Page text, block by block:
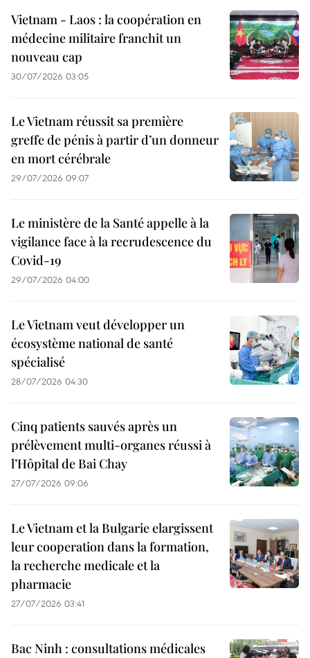
Vietnam - Laos : la coopération en
médecine militaire franchit un
nouveau cap
30/07/2026 03:05
Le Vietnam réussit sa première
greffe de pénis à partir d’un donneur
en mort cérébrale
29/07/2026 09:07
Le ministère de la Santé appelle à la
vigilance face à la recrudescence du
Covid-19
29/07/2026 04:00
Le Vietnam veut développer un
écosystème national de santé
spécialisé
28/07/2026 04:30
Cinq patients sauvés après un
prélèvement multi-organes réussi à
l’Hôpital de Bai Chay
27/07/2026 09:06
Le Vietnam et la Bulgarie elargissent
leur cooperation dans la formation,
la recherche medicale et la
pharmacie
27/07/2026 03:41
Bac Ninh : consultations médicales